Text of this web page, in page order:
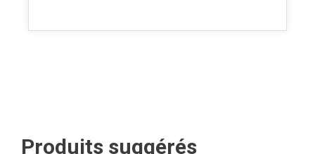
Produits suggérés